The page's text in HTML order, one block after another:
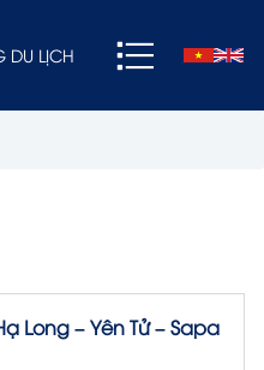
DU LỊCH
Long – Yên Tử – Sapa